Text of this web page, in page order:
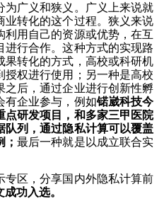
为广义和狭义。广义上来说就
业转化的这个过程。狭义来说
利用自己的资源或优势，在互
行合作。这种方式的实现路
果转化的方式，高校或科研机
权进行使用；另一种是高校
之后，通过企业进行创新性孵
有企业参与，例如锘崴科技今
点研发项目，和多家三甲医院
队列，通过隐私计算可以覆盖
；最后一种就是以成立联合实
专区，分享国内外隐私计算前
功入选。